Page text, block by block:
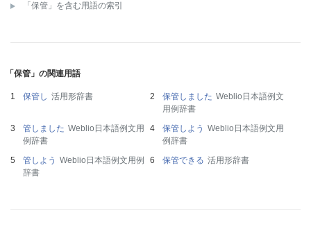
「保管」を含む用語の索引
「保管」の関連用語
保管し 活用形辞書 保管しました Weblio日本語例文
用例辞書
管しました Weblio日本語例文用
例辞書
保管しよう Weblio日本語例文用
例辞書
管しよう Weblio日本語例文用例
辞書
保管できる 活用形辞書